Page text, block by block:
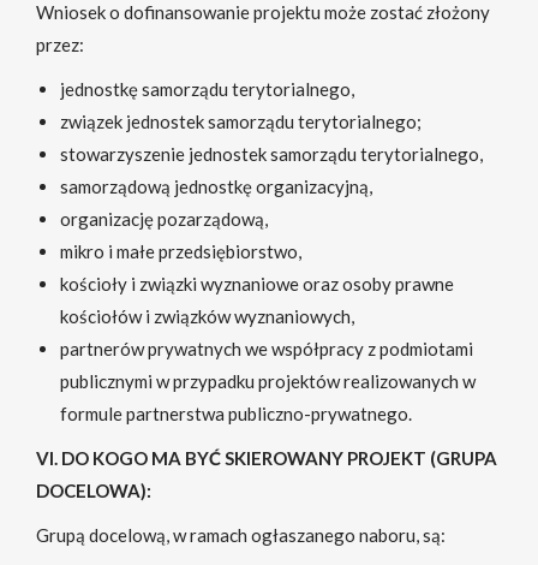
Wniosek o dofinansowanie projektu może zostać złożony
przez:
jednostkę samorządu terytorialnego,
związek jednostek samorządu terytorialnego;
stowarzyszenie jednostek samorządu terytorialnego,
samorządową jednostkę organizacyjną,
organizację pozarządową,
mikro i małe przedsiębiorstwo,
kościoły i związki wyznaniowe oraz osoby prawne
kościołów i związków wyznaniowych,
partnerów prywatnych we współpracy z podmiotami
publicznymi w przypadku projektów realizowanych w
formule partnerstwa publiczno-prywatnego.
VI. DO KOGO MA BYĆ SKIEROWANY PROJEKT (GRUPA
DOCELOWA):
Grupą docelową, w ramach ogłaszanego naboru, są: